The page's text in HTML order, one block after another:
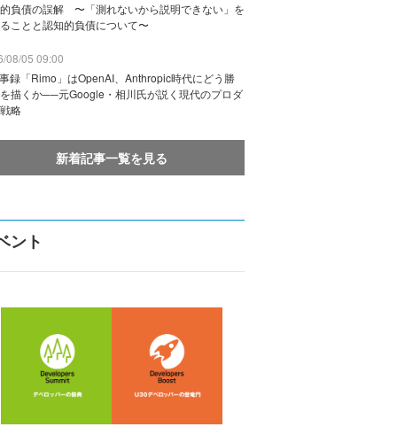
負債の誤解 〜「測れないから説明できない」を
ことと認知的負債について〜
08/05 09:00
録「Rimo」はOpenAI、Anthropic時代にどう勝
描くか──元Google・相川氏が説く現代のプロダ
略
新着記事一覧を見る
ント